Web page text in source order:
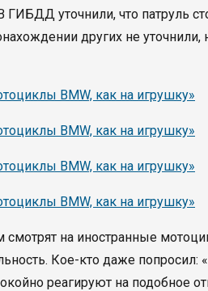
уточнили, что патруль
других не
смотрят на иностранные
Кое-кто даже попросил:
реагируют на подобное